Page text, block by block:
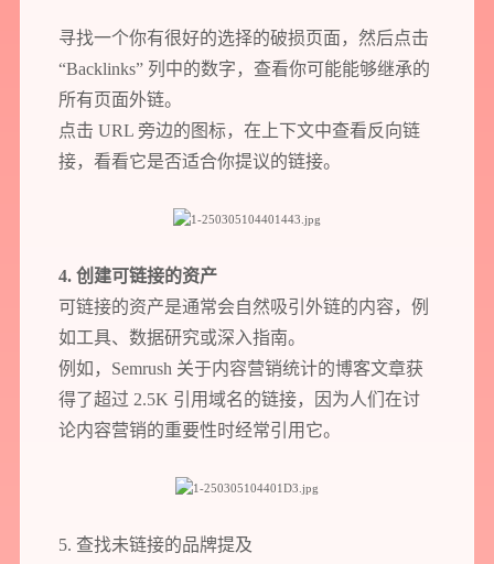
寻找一个你有很好的选择的破损页面，然后点击
“Backlinks” 列中的数字，查看你可能能够继承的
所有页面外链。
点击 URL 旁边的图标，在上下文中查看反向链
接，看看它是否适合你提议的链接。
4. 创建可链接的资产
可链接的资产是通常会自然吸引外链的内容，例
如工具、数据研究或深入指南。
例如，Semrush 关于内容营销统计的博客文章获
得了超过 2.5K 引用域名的链接，因为人们在讨
论内容营销的重要性时经常引用它。
5. 查找未链接的品牌提及